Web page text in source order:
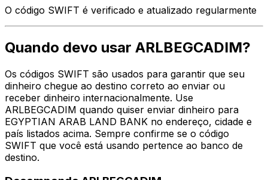
O código SWIFT é verificado e atualizado regularmente
Quando devo usar ARLBEGCADIM?
Os códigos SWIFT são usados para garantir que seu
dinheiro chegue ao destino correto ao enviar ou
receber dinheiro internacionalmente. Use
ARLBEGCADIM quando quiser enviar dinheiro para
EGYPTIAN ARAB LAND BANK no endereço, cidade e
país listados acima. Sempre confirme se o código
SWIFT que você está usando pertence ao banco de
destino.